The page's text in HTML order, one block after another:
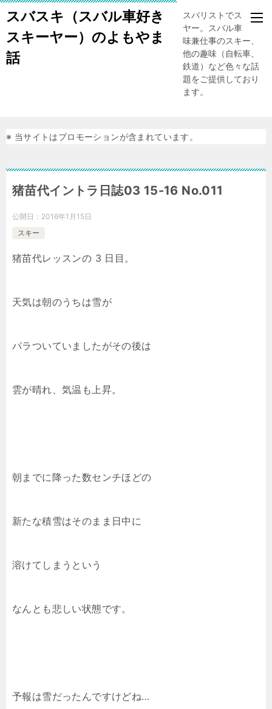
スバスキ（スバル車好き
スキーヤー）のよもやま
話
スバリストでスキー
ヤー。スバル車、趣
味兼仕事のスキー、
他の趣味（自転車、
鉄道）など色々な話
題をご提供しており
ます。
※ 当サイトはプロモーションが含まれています。
猪苗代イントラ日誌03 15-16 No.011
公開日： 2016年1月15日
スキー
猪苗代レッスンの 3 日目。
天気は朝のうちは雪が
パラついていましたがその後は
雲が晴れ、気温も上昇。
朝までに降った数センチほどの
新たな積雪はそのまま日中に
溶けてしまうという
なんとも悲しい状態です。
予報は雪だったんですけどね…